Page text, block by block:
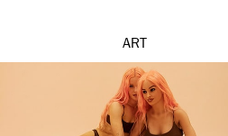
ART